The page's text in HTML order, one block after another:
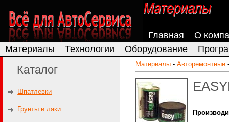
Главная
О
Материалы
Технологии Оборудование
Каталог
Шпатлевки
Грунты и лаки
Материалы - Авторемонтные